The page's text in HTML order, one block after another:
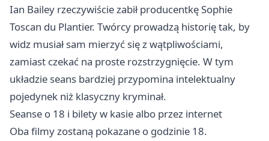
Ian Bailey rzeczywiście zabił producentkę Sophie
Toscan du Plantier. Twórcy prowadzą historię tak, by
widz musiał sam mierzyć się z wątpliwościami,
zamiast czekać na proste rozstrzygnięcie. W tym
układzie seans bardziej przypomina intelektualny
pojedynek niż klasyczny kryminał.
Seanse o 18 i bilety w kasie albo przez internet
Oba filmy zostaną pokazane o godzinie 18.